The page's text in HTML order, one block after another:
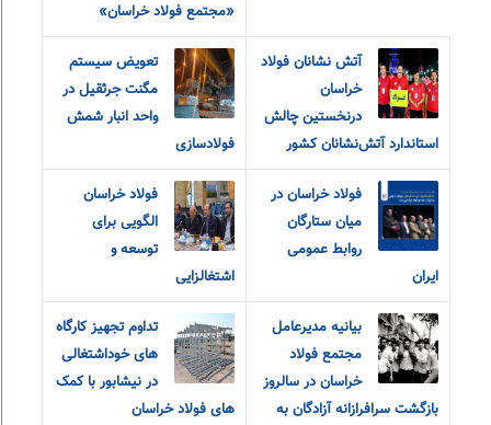
«مجتمع فولاد خراسان»
آتش نشانان فولاد
خراسان
درنخستین چالش
استاندارد آتش‌نشانان کشور
تعویض سیستم
مگنت جرثقیل در
واحد انبار شمش
فولادسازی
فولاد خراسان در
میان ستارگان
روابط عمومی
ایران
فولاد خراسان
الگویی برای
توسعه و
اشتغالزایی
بیانیه مدیرعامل
مجتمع فولاد
خراسان در سالروز
بازگشت سرافرازانه آزادگان به
تداوم تجهیز کارگاه
های خوداشتغالی
در نیشابور با کمک
های فولاد خراسان